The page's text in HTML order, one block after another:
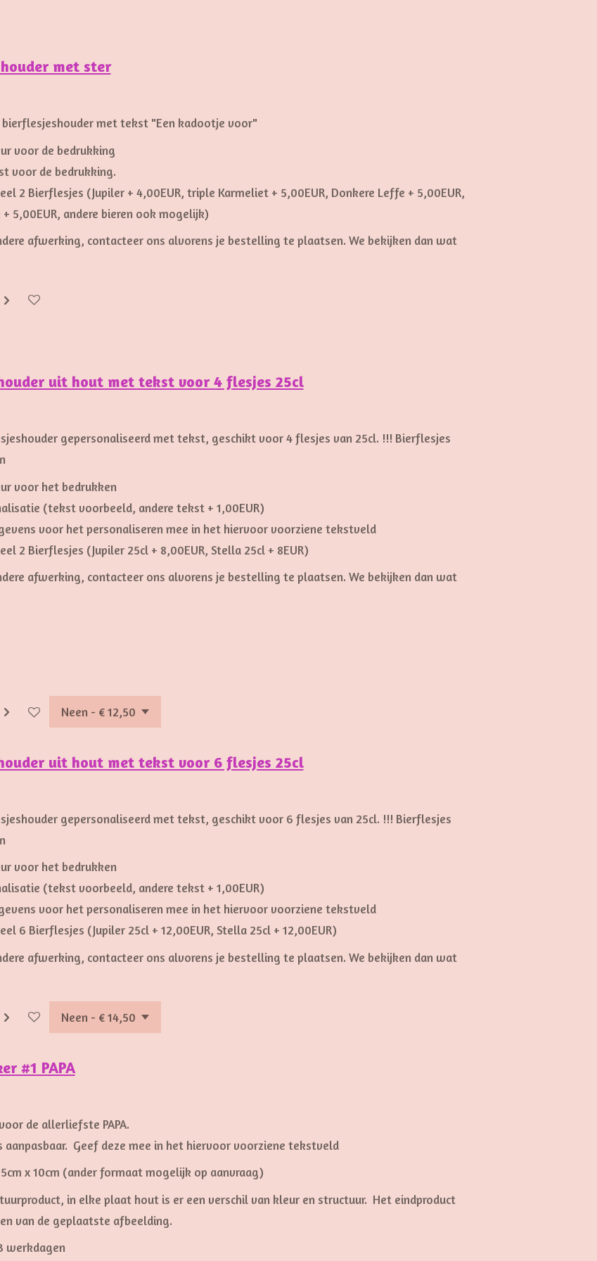
met ster
bierflesjeshouder met tekst "Een kadootje voor"
voor de bedrukking
voor de bedrukking.
2 Bierflesjes (Jupiler + 4,00EUR, triple Karmeliet + 5,00EUR, Donkere Leffe + 5,00EUR,
5,00EUR, andere bieren ook mogelijk)
afwerking, contacteer ons alvorens je bestelling te plaatsen. We bekijken dan wat
uit hout met tekst voor 4 flesjes 25cl
gepersonaliseerd met tekst, geschikt voor 4 flesjes van 25cl. !!! Bierflesjes
voor het bedrukken
(tekst voorbeeld, andere tekst + 1,00EUR)
voor het personaliseren mee in het hiervoor voorziene tekstveld
2 Bierflesjes (Jupiler 25cl + 8,00EUR, Stella 25cl + 8EUR)
afwerking, contacteer ons alvorens je bestelling te plaatsen. We bekijken dan wat
uit hout met tekst voor 6 flesjes 25cl
gepersonaliseerd met tekst, geschikt voor 6 flesjes van 25cl. !!! Bierflesjes
voor het bedrukken
(tekst voorbeeld, andere tekst + 1,00EUR)
voor het personaliseren mee in het hiervoor voorziene tekstveld
6 Bierflesjes (Jupiler 25cl + 12,00EUR, Stella 25cl + 12,00EUR)
afwerking, contacteer ons alvorens je bestelling te plaatsen. We bekijken dan wat
#1 PAPA
de allerliefste PAPA.
aanpasbaar. Geef deze mee in het hiervoor voorziene tekstveld
x 10cm (ander formaat mogelijk op aanvraag)
in elke plaat hout is er een verschil van kleur en structuur. Het eindproduct
van de geplaatste afbeelding.
werkdagen